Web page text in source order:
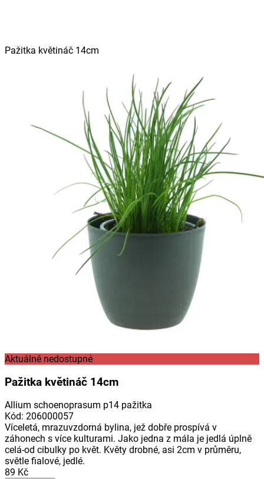
Pažitka květináč 14cm
Aktuálně nedostupné
Pažitka květináč 14cm
Allium schoenoprasum p14 pažitka
Kód: 206000057
Víceletá, mrazuvzdorná bylina, jež dobře prospívá v
záhonech s více kulturami. Jako jedna z mála je jedlá úplně
celá-od cibulky po květ. Květy drobné, asi 2cm v průměru,
světle fialové, jedlé.
89 Kč